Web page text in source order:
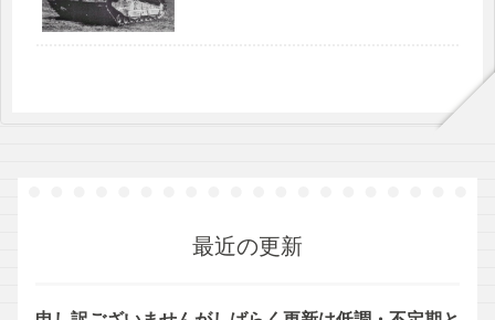
最近の更新